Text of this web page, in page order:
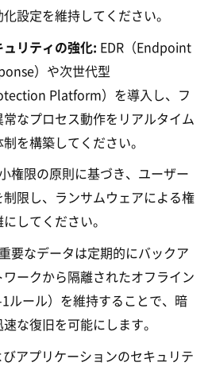
設定を維持してください。
ュリティの強化: EDR（Endpoint
）や次世代型
Platform）を導入し、フ
なプロセス動作をリアルタイム
を構築してください。
権限の原則に基づき、ユーザー
制限し、ランサムウェアによる権
してください。
重要なデータは定期的にバックア
ワークから隔離されたオフライン
ルール）を維持することで、暗
な復旧を可能にします。
びアプリケーションのセキュリテ